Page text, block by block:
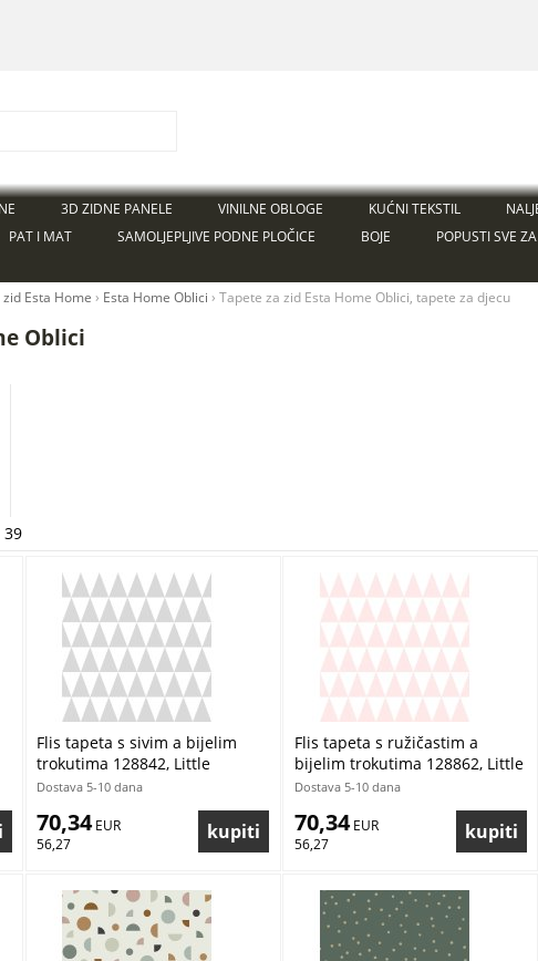
Oblici
Flis tapeta s sivim a bijelim
trokutima 128842, Little
Bandits, Esta
Dostava 5-10 dana
70,34 EUR
56,27
Flis tapeta s ružičastim a
bijelim trokutima 128862, Little
Bandits, Esta
Dostava 5-10 dana
70,34 EUR
56,27
3D ZIDNE PANELE VINILNE OBLOGE KUĆNI TEKSTIL
PAT I MAT SAMOLJEPLJIVE PODNE PLOČICE BOJE
POPUSTI SVE
Esta Home › Esta Home Oblici ›Tapete za zid Esta Home Oblici, tapete za djecu